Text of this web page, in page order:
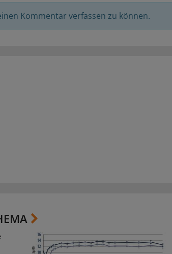
Kommentar verfassen zu können.